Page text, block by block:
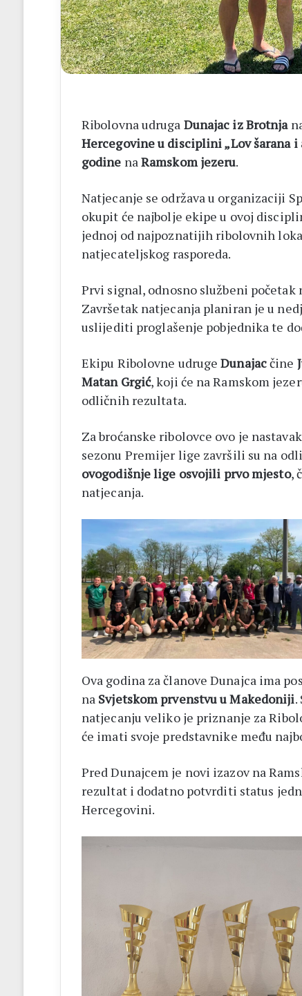
Ribolovna udruga Dunajac iz Brotnja
Hercegovine u disciplini „Lov šarana i
godine na Ramskom jezeru.
Natjecanje se održava u organizaciji
okupit će najbolje ekipe u ovoj
jednoj od najpoznatijih ribolovnih
natjecateljskog rasporeda.
Prvi signal, odnosno službeni početak
Završetak natjecanja planiran je u
uslijediti proglašenje pobjednika te
Ekipu Ribolovne udrugeDunajacčine
Matan Grgić, koji će na Ramskom
odličnih rezultata.
Za broćanske ribolovce ovo je
sezonu Premijer lige završili su na
ovogodišnje lige osvojili prvo mjesto,
natjecanja.
Ova godina za članove Dunajca ima
na Svjetskom prvenstvu u Makedoniji
natjecanju veliko je priznanje za
će imati svoje predstavnike među
Pred Dunajcem je novi izazov na
rezultat i dodatno potvrditi status
Hercegovini.
a
BiH
otvorila
put
prema
miru